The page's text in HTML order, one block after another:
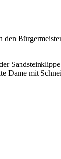
Dame mit